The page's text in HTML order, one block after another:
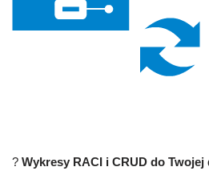
? Wykresy RACI i CRUD do